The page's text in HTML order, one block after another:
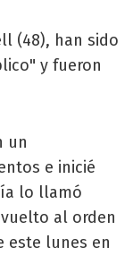
(48), han sido
y fueron
un
e inicié
lo llamó
al orden
este lunes en